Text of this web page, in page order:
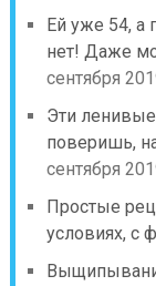
Ей уже 54, а
нет! Даже
сентября
Эти
поверишь,
сентября
Простые
условиях, с